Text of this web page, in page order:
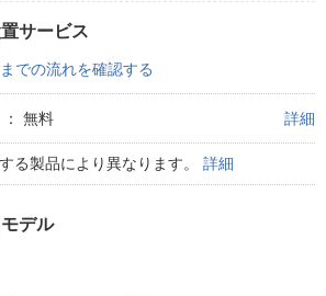
サービス
での流れを確認する
： 無料 詳細
る製品により異なります。 詳細
デル